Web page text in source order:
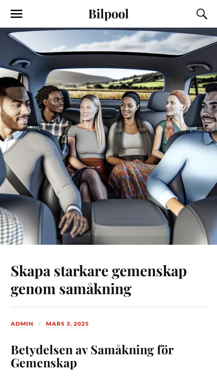
Bilpool
Skapa starkare gemenskap
genom samåkning
ADMIN MARS 3, 2025
Betydelsen av Samåkning för
Gemenskap